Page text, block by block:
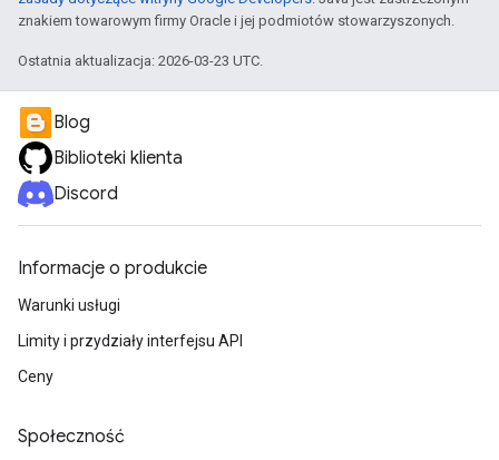
znakiem towarowym firmy Oracle i jej podmiotów stowarzyszonych.
Ostatnia aktualizacja: 2026-03-23 UTC.
Blog
Biblioteki klienta
Discord
Informacje o produkcie
Warunki usługi
Limity i przydziały interfejsu API
Ceny
Społeczność